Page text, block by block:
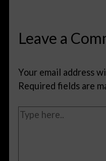
Leave a
Your email address
Required fields are